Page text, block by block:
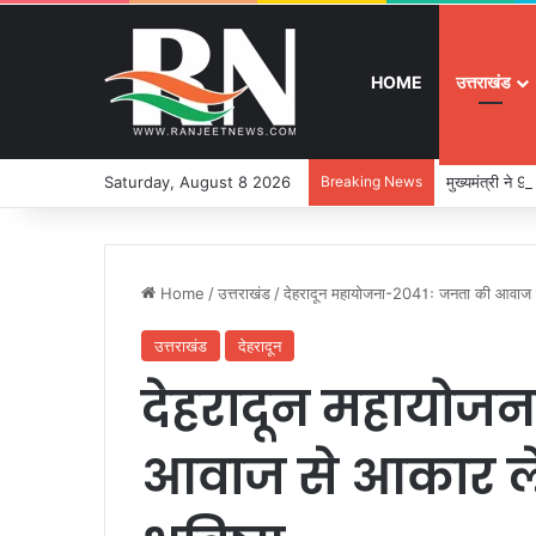
HOME उत्तराखंड
Saturday, August 8 2026 Breaking News मुख्यमंत्री ने 9
Home /उत्तराखंड /देहरादून महायोजना-2041ः जनता की
उत्तराखंड देहरादून
देहरादून
आवाज से आकार ले